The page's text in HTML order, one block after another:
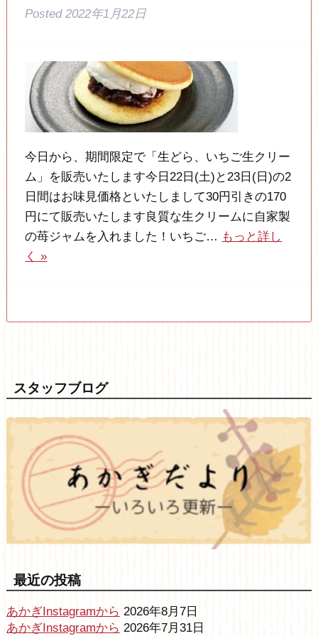
Posted2022年1月22日
今日から、期間限定で「生どら、いちご生クリー
ム」を販売いたします今日22日(土)と23日(日)の2
日間はお味見価格といたしまして30円引きの170
円にて販売いたします良質な生クリームに自家製
の苺ジャムを入れました！いちご… もっと詳し
く »
スタッフブログ
最近の投稿
あかぎInstagramから 2026年8月7日
あかぎInstagramから 2026年7月31日